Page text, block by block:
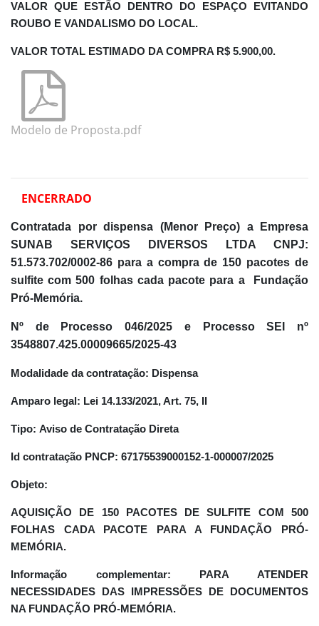
VALOR QUE ESTÃO DENTRO DO ESPAÇO EVITANDO
ROUBO E VANDALISMO DO LOCAL.
VALOR TOTAL ESTIMADO DA COMPRA R$ 5.900,00.
Modelo de Proposta.pdf
ENCERRADO
Contratada por dispensa (Menor Preço) a Empresa
SUNAB SERVIÇOS DIVERSOS LTDA CNPJ:
51.573.702/0002-86 para a compra de 150 pacotes de
sulfite com 500 folhas cada pacote para a Fundação
Pró-Memória.
Nº de Processo 046/2025 e Processo SEI nº
3548807.425.00009665/2025-43
Modalidade da contratação: Dispensa
Amparo legal: Lei 14.133/2021, Art. 75, II
Tipo: Aviso de Contratação Direta
Id contratação PNCP: 67175539000152-1-000007/2025
Objeto:
AQUISIÇÃO DE 150 PACOTES DE SULFITE COM 500
FOLHAS CADA PACOTE PARA A FUNDAÇÃO PRÓ-
MEMÓRIA.
Informação complementar:
PARA ATENDER
NECESSIDADES DAS IMPRESSÕES DE DOCUMENTOS
NA FUNDAÇÃO PRÓ-MEMÓRIA.